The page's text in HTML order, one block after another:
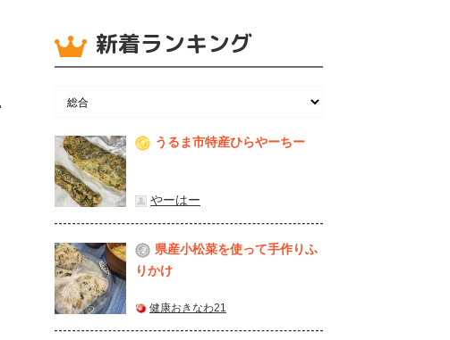
新着ランキング
1 うるま市特産ひらやーちー
やーはー
2
県産⼩松菜を使って⼿作りふ
りかけ
健康おきなわ21